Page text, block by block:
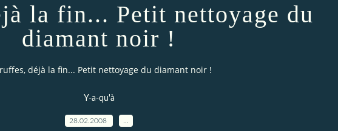
la fin... Petit nettoyage du
diamant noir !
déjà la fin... Petit nettoyage du diamant noir !
Y-a-qu'à
28.02.2008